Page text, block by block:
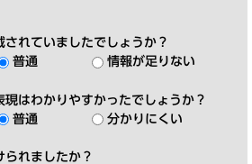
れていましたでしょうか？
普通 情報が足りない
はわかりやすかったでしょうか？
普通 分かりにくい
られましたか？